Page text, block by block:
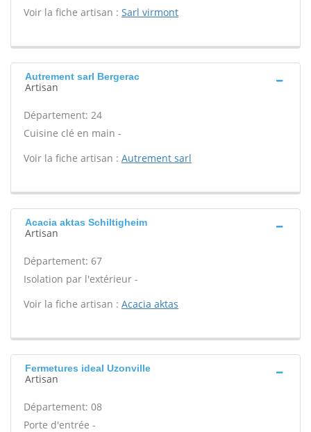
Voir la fiche artisan : Sarl virmont
Autrement sarl Bergerac
Artisan
Département: 24
Cuisine clé en main -
Voir la fiche artisan : Autrement sarl
Acacia aktas Schiltigheim
Artisan
Département: 67
Isolation par l'extérieur -
Voir la fiche artisan : Acacia aktas
Fermetures ideal Uzonville
Artisan
Département: 08
Porte d'entrée -